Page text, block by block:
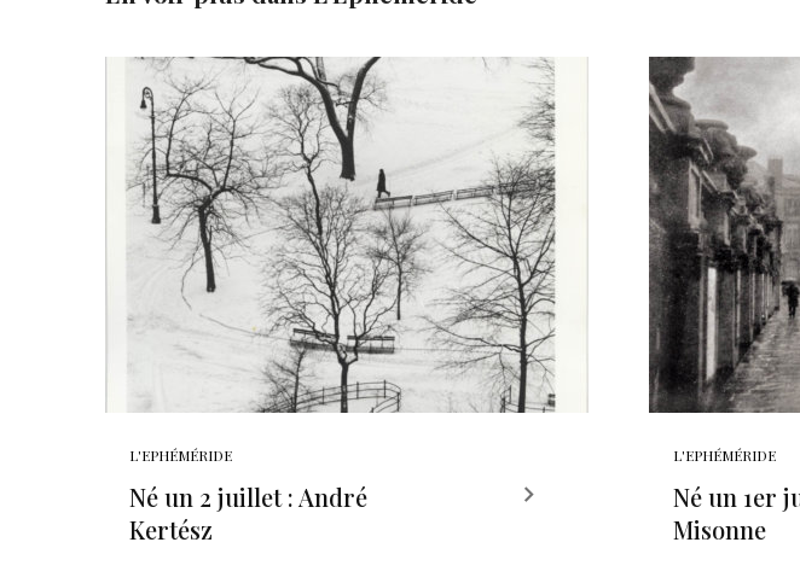
L'EPHÉMÉRIDE
Né un 2 juillet : André
Kertész
L'EPHÉMÉRIDE
Né un 1er
Misonne